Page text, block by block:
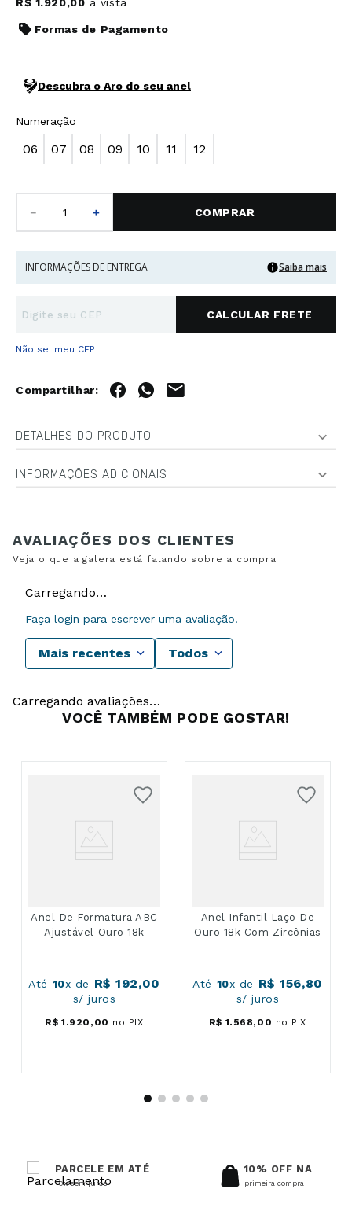
Formas de Pagamento
Descubra o Aro do seu anel
Numeração
06 07 08 09 10 11 12
＋
－ COMPRAR
INFORMAÇÕES DE ENTREGA Saiba mais
Não sei meu CEP
DETALHES DO PRODUTO
INFORMAÇÕES ADICIONAIS
Carregando…
Faça login para escrever uma avaliação.
Mais recentes Todos
Carregando avaliações…
VOCÊ TAMBÉM PODE GOSTAR!
Anel De Formatura ABC
Ajustável Ouro 18k
Até 10x de R$ 192,00
s/ juros
R$ 1 .920 , 00 no PIX
Anel Infantil Laço De
Ouro 18k Com Zircônias
Até 10x de R$ 156,80
s/ juros
R$ 1. 568, 00 no PIX
PARCELE EM ATÉ
10x sem juros
10% OFF NA
primeira compra